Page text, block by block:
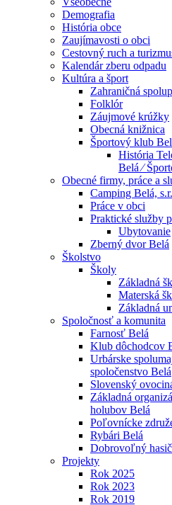
Demografia
História obce
Zaujímavosti o obci
Cestovný ruch a
Kalendár zberu odpadu
Kultúra a šport
Zahraničná
Folklór
Záujmové krúžky
Obecná knižnica
Športový klub
História
Belá ⁄
Obecné firmy, práce a
Camping Belá,
Práce v obci
Praktické služby
Ubytovanie
Zberný dvor Belá
Školstvo
Školy
Základná
Materská
Základná
Spoločnosť a komunita
Farnosť Belá
Klub dôchodcov
Urbárske
spoločenstvo Belá
Slovenský
Základná
holubov Belá
Poľovnícke
Rybári Belá
Dobrovoľný
Projekty
Rok 2025
Rok 2023
Rok 2019